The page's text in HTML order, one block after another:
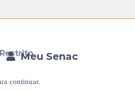
Meu Senac
continuar.